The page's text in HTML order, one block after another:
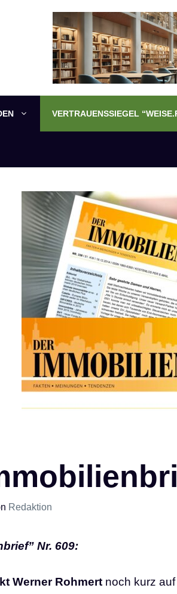
VERTRAUENSSIEGEL
Redaktion
Nr. 609:
Werner Rohmert noch kurz